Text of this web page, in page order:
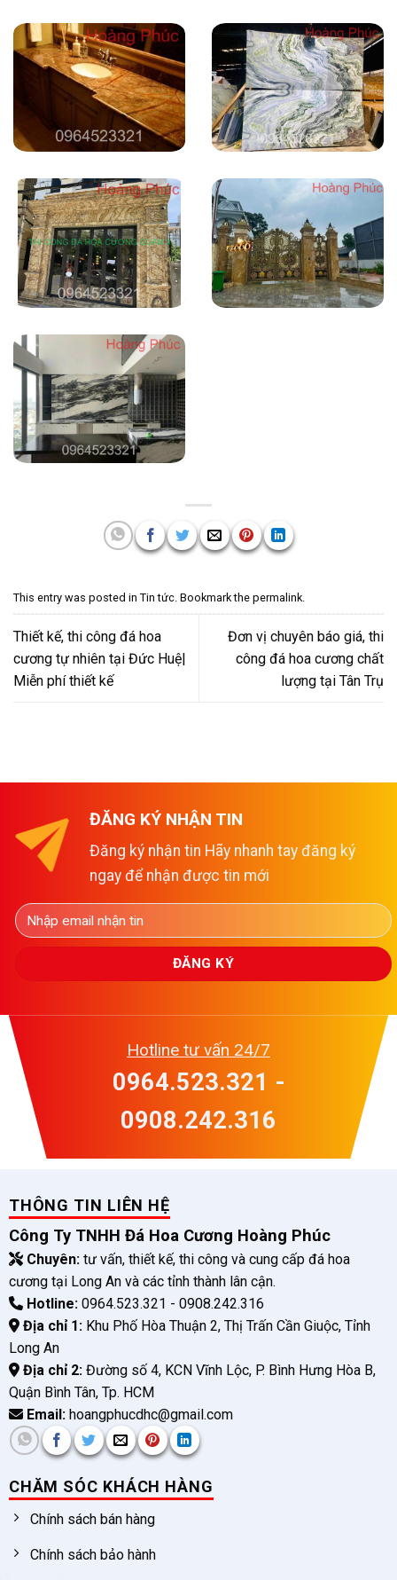
This entry was posted in Tin tức . Bookmark the permalink
Thiết kế, thi công đá hoa
cương tự nhiên tại Đức Huệ|
Miễn phí thiết kế
Đơn vị chuyên báo giá, thi
công đá hoa cương chất
lượng tại Tân Trụ
ĐĂNG KÝ NHẬN TIN
Đăng ký nhận tin Hãy nhanh tay đăng ký
ngay để nhận được tin mới
Hotline tư vấn 24/7
0964.523.321 -
0908.242.316
THÔNG TIN LIÊN HỆ
Công Ty TNHH Đá Hoa Cương Hoàng Phúc
Chuyên:tư vấn, thiết kế, thi công và cung cấp đá hoa
cương tại Long An và các tỉnh thành lân cận.
Hotline:0964.523.321 - 0908.242.316
Địa chỉ 1:Khu Phố Hòa Thuận 2, Thị Trấn Cần Giuộc, Tỉnh
Long An
Địa chỉ 2:Đường số 4, KCN Vĩnh Lộc, P. Bình Hưng Hòa B,
Quận Bình Tân, Tp. HCM
Email:hoangphucdhc@gmail.com
CHĂM SÓC KHÁCH HÀNG
Chính sách bán hàng
Chính sách bảo hành